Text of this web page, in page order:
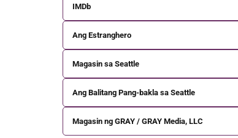
IMDb
Ang Estranghero
Magasin sa Seattle
Ang Balitang Pang-bakla sa Seattle
Magasin ng GRAY / GRAY Media, LLC